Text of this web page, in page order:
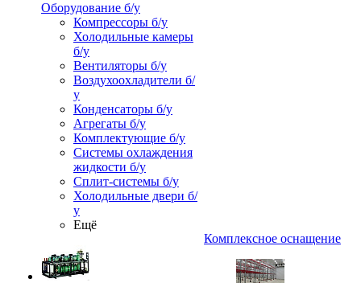
Оборудование б/у
Компрессоры б/у
Холодильные камеры
б/у
Вентиляторы б/у
Воздухоохладители б/
у
Конденсаторы б/у
Агрегаты б/у
Комплектующие б/у
Системы охлаждения
жидкости б/у
Сплит-системы б/у
Холодильные двери б/
у
Ещё
Комплексное оснащение